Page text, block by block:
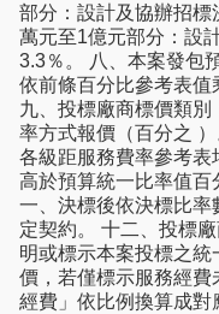
部分：設計及協辦招
萬元至1億元部分：設
3.3％。 八、本案發包
依前條百分比參考表值
九、投標廠商標價類
率方式報價（百分之
各級距服務費率參考
高於預算統一比率值
一、決標後依決標比
定契約。 十二、投標
明或標示本案投標之
價，若僅標示服務經
經費」依比例換算成